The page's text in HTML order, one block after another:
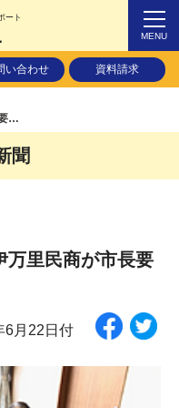
ート
MENU
い合わせ 資料請求
陶器市中止など影響大 伊万里民商が市長要請で支援金創設
聞
里民商が市長要
6月22日付